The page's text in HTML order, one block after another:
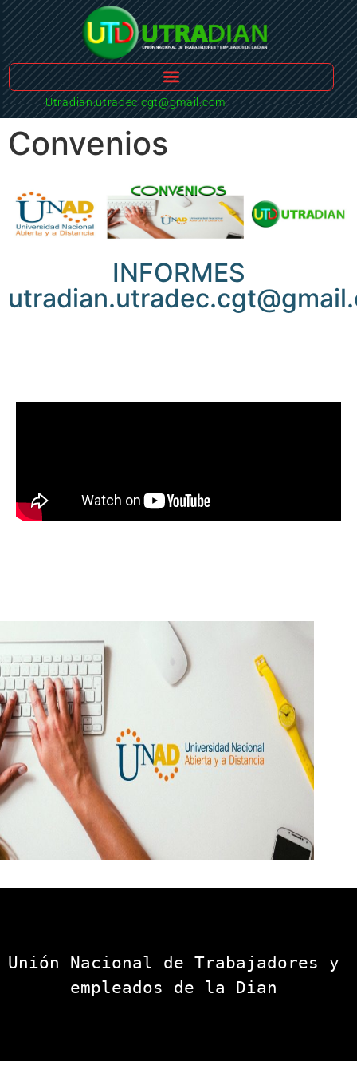
Utradian.utradec.cgt@gmail.com
Convenios
INFORMES
Unión Nacional de Trabajadores y
empleados de la Dian